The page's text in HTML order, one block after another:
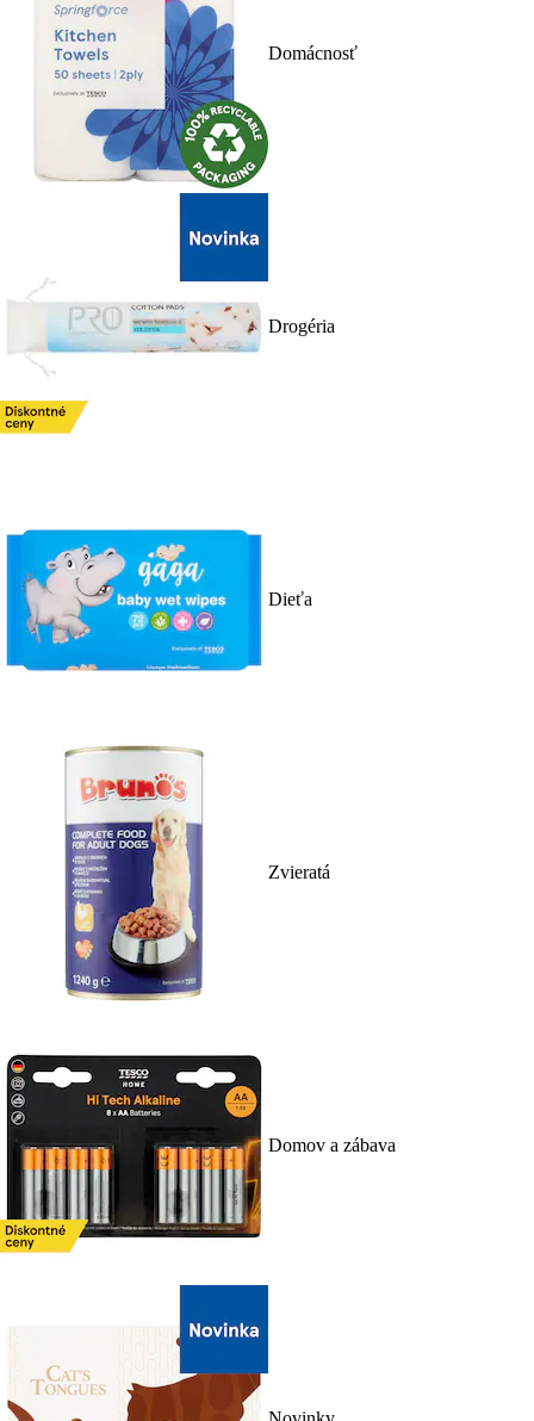
Domácnosť
Drogéria
Dieťa
Zvieratá
Domov a zábava